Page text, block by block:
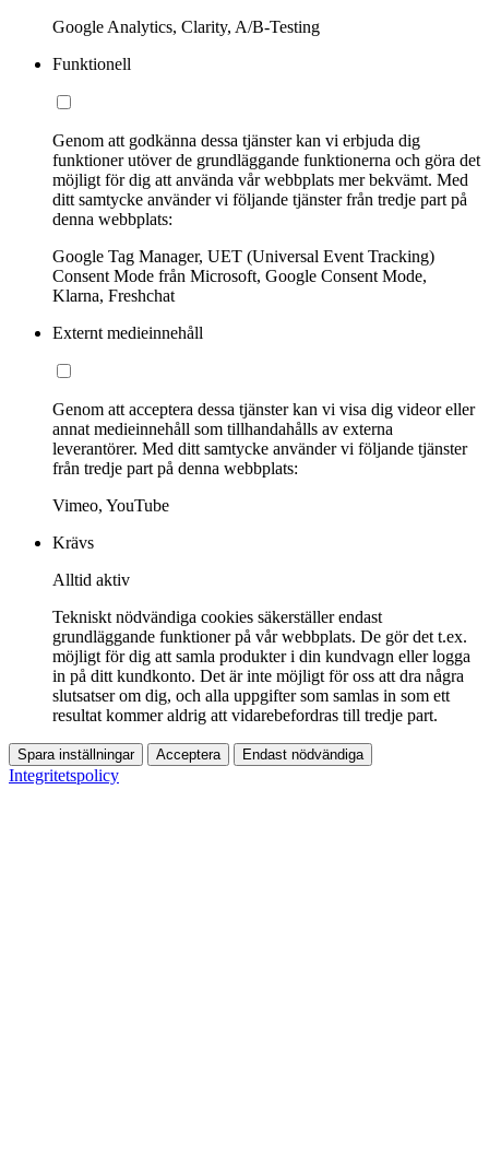
Google Analytics, Clarity, A/B-Testing
Funktionell
Genom att godkänna dessa tjänster kan vi erbjuda dig
funktioner utöver de grundläggande funktionerna och göra det
möjligt för dig att använda vår webbplats mer bekvämt. Med
ditt samtycke använder vi följande tjänster från tredje part på
denna webbplats:
Google Tag Manager, UET (Universal Event Tracking)
Consent Mode från Microsoft, Google Consent Mode,
Klarna, Freshchat
Externt medieinnehåll
Genom att acceptera dessa tjänster kan vi visa dig videor eller
annat medieinnehåll som tillhandahålls av externa
leverantörer. Med ditt samtycke använder vi följande tjänster
från tredje part på denna webbplats:
Vimeo, YouTube
Krävs
Alltid aktiv
Tekniskt nödvändiga cookies säkerställer endast
grundläggande funktioner på vår webbplats. De gör det t.ex.
möjligt för dig att samla produkter i din kundvagn eller logga
in på ditt kundkonto. Det är inte möjligt för oss att dra några
slutsatser om dig, och alla uppgifter som samlas in som ett
resultat kommer aldrig att vidarebefordras till tredje part.
Spara inställningar Acceptera Endast nödvändiga
Integritetspolicy